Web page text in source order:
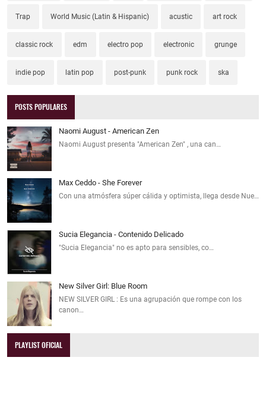
Trap World Music (Latin & Hispanic) acustic art rock
classic rock edm electro pop electronic grunge
indie pop latin pop post-punk punk rock ska
POSTS POPULARES
Naomi August - American Zen
Naomi August presenta "American Zen" , una can…
Max Ceddo - She Forever
Con una atmósfera súper cálida y optimista, llega desde Nue…
Sucia Elegancia - Contenido Delicado
"Sucia Elegancia" no es apto para sensibles, co…
New Silver Girl: Blue Room
NEW SILVER GIRL : Es una agrupación que rompe con los
canon…
PLAYLIST OFICIAL